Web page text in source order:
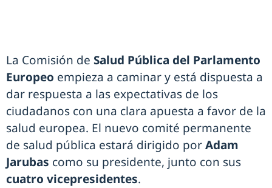
La Comisión de Salud Pública del Parlamento
Europeo empieza a caminar y está dispuesta a
dar respuesta a las expectativas de los
ciudadanos con una clara apuesta a favor de la
salud europea. El nuevo comité permanente
de salud pública estará dirigido porAdam
Jarubas como su presidente, junto con sus
cuatro vicepresidentes.